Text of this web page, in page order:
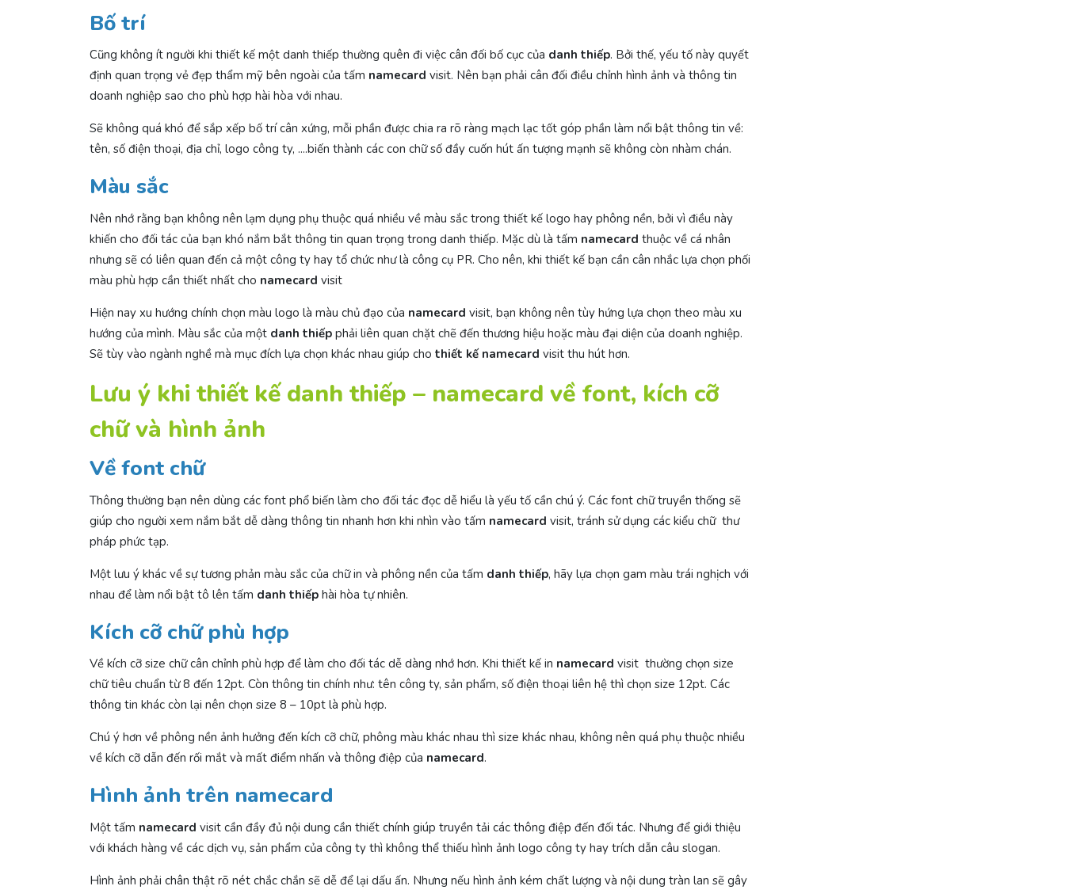
Bố trí
Cũng không ít người khi thiết kế một danh thiếp thường quên đi việc cân đối bố cục của danh thiếp. Bởi thế, yếu tố này quyết
định quan trọng vẻ đẹp thẩm mỹ bên ngoài của tấm namecard visit. Nên bạn phải cân đối điều chỉnh hình ảnh và thông tin
doanh nghiệp sao cho phù hợp hài hòa với nhau.
Sẽ không quá khó để sắp xếp bố trí cân xứng, mỗi phần được chia ra rõ ràng mạch lạc tốt góp phần làm nổi bật thông tin về:
tên, số điện thoại, địa chỉ, logo công ty, ....biến thành các con chữ số đầy cuốn hút ấn tượng mạnh sẽ không còn nhàm chán.
Màu sắc
Nên nhớ rằng bạn không nên lạm dụng phụ thuộc quá nhiều về màu sắc trong thiết kế logo hay phông nền, bởi vì điều này
khiến cho đối tác của bạn khó nắm bắt thông tin quan trọng trong danh thiếp. Mặc dù là tấm namecard thuộc về cá nhân
nhưng sẽ có liên quan đến cả một công ty hay tổ chức như là công cụ PR. Cho nên, khi thiết kế bạn cần cân nhắc lựa chọn phối
màu phù hợp cần thiết nhất cho namecard visit
Hiện nay xu hướng chính chọn màu logo là màu chủ đạo của namecardvisit, bạn không nên tùy hứng lựa chọn theo màu xu
hướng của mình. Màu sắc của một danh thiếp phải liên quan chặt chẽ đến thương hiệu hoặc màu đại diện của doanh nghiệp.
Sẽ tùy vào ngành nghề mà mục đích lựa chọn khác nhau giúp chothiết kế namecardvisit thu hút hơn.
Lưu ý khi thiết kế danh thiếp – namecard về font, kích cỡ
chữ và hình ảnh
Về font chữ
Thông thường bạn nên dùng các font phổ biến làm cho đối tác đọc dễ hiểu là yếu tố cần chú ý. Các font chữ truyền thống sẽ
giúp cho người xem nắm bắt dễ dàng thông tin nhanh hơn khi nhìn vào tấm namecard visit, tránh sử dụng các kiểu chữ thư
pháp phức tạp.
Một lưu ý khác về sự tương phản màu sắc của chữ in và phông nền của tấm danh thiếp, hãy lựa chọn gam màu trái nghịch với
nhau để làm nổi bật tô lên tấm danh thiếp hài hòa tự nhiên.
Kích cỡ chữ phù hợp
Về kích cỡ size chữ cân chỉnh phù hợp để làm cho đối tác dễ dàng nhớ hơn. Khi thiết kế in namecard visit thường chọn size
chữ tiêu chuẩn từ 8 đến 12pt. Còn thông tin chính như: tên công ty, sản phẩm, số điện thoại liên hệ thì chọn size 12pt. Các
thông tin khác còn lại nên chọn size 8 – 10pt là phù hợp.
Chú ý hơn về phông nền ảnh hưởng đến kích cỡ chữ, phông màu khác nhau thì size khác nhau, không nên quá phụ thuộc nhiều
về kích cỡ dẫn đến rối mắt và mất điểm nhấn và thông điệp của namecard.
Hình ảnh trên namecard
Một tấm namecardvisit cần đầy đủ nội dung cần thiết chính giúp truyền tải các thông điệp đến đối tác. Nhưng để giới thiệu
với khách hàng về các dịch vụ, sản phẩm của công ty thì không thể thiếu hình ảnh logo công ty hay trích dẫn câu slogan.
Hình ảnh phải chân thật rõ nét chắc chắn sẽ dễ để lại dấu ấn. Nhưng nếu hình ảnh kém chất lượng và nội dung tràn lan sẽ gây